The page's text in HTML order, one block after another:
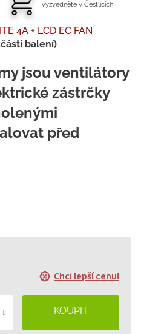
vyzvedněte v Čestlicích
Chci lepší cenu!
4A + LCD EC FAN
balení)
jsou ventilátory
zástrčky
před